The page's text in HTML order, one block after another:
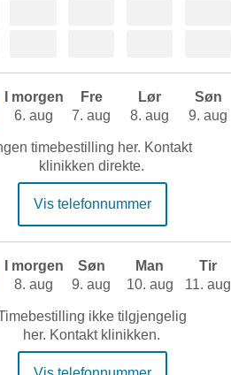
I morgen
6. aug
Fre
7. aug
Lør
8. aug
Søn
9. aug
timebestilling her. Kontakt
klinikken direkte.
Vis telefonnummer
I morgen
8. aug
Søn
9. aug
Man
10. aug
Tir
11. aug
ikke tilgjengelig
her. Kontakt klinikken.